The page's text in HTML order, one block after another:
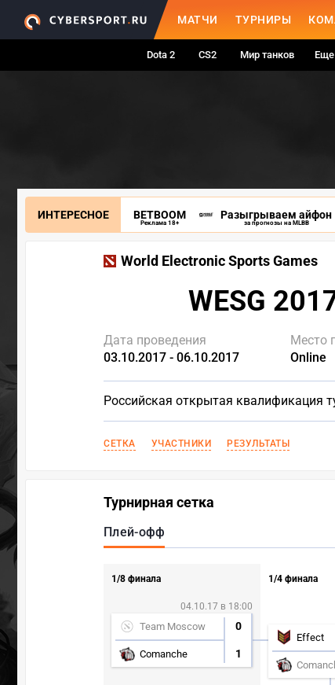
МАТЧИ ТУРНИРЫ
Dota 2 CS2 Мир танков Еще
ИНТЕРЕСНОЕ BETBOOM
Реклама 18+
Разыгрываем айфон
за прогнозы на MLBB
World Electronic Sports Games
WESG
Дата проведения
03.10.2017 - 06.10.2017
Место
Online
Российская открытая квалификация
СЕТКА УЧАСТНИКИ РЕЗУЛЬТАТЫ
Турнирная сетка
Плей-офф
1/8 финала
04.10.17 в 18:00
Team Moscow 0
Comanche 1
1/4 финала
Effect